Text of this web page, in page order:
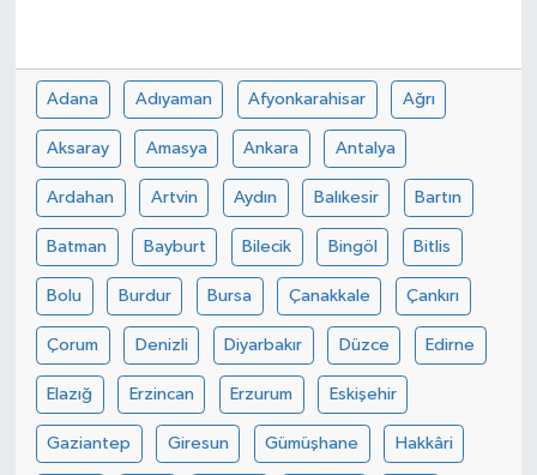
Adana Adıyaman Afyonkarahisar Ağrı
Aksaray Amasya Ankara Antalya
Ardahan Artvin Aydın Balıkesir Bartın
Batman Bayburt Bilecik Bingöl Bitlis
Bolu Burdur Bursa Çanakkale Çankırı
Çorum Denizli Diyarbakır Düzce Edirne
Elazığ Erzincan Erzurum Eskişehir
Gaziantep Giresun Gümüşhane Hakkâri